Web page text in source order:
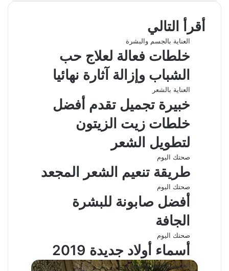
و
ك
د
إ
ا
ب
اة
ع
أقرأ التالي
العناية بالجسم والبشرة
خلطات فعالة لعلاج حب
الشباب وإزالة آثارة نهائيا
العناية بالشعر
خبيرة تجميل تقدم أفضل
خلطات زيت الزيتون
لتطويل الشعر
صحتك اليوم
طريقة تنعيم الشعر المجعد
صحتك اليوم
أفضل صابونة للبشرة
الجافة
صحتك اليوم
أسماء أولاد جديدة 2019
العناية بالجسم والبشرة